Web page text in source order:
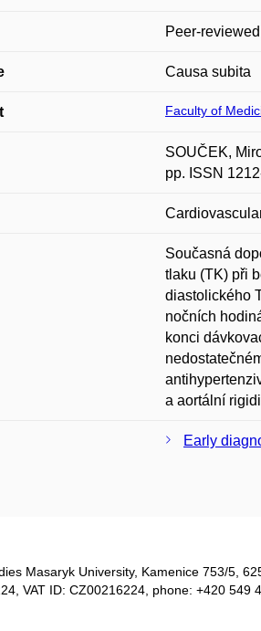
Peer-
Causa subita
Faculty of
SOUČEK,
pp. ISSN
Současná
tlaku (TK) při
diastolického
nočních
konci
a aortální
Early
Masaryk University, Kamenice 753/5​,
VAT ID: CZ00216224, phone: +420 549